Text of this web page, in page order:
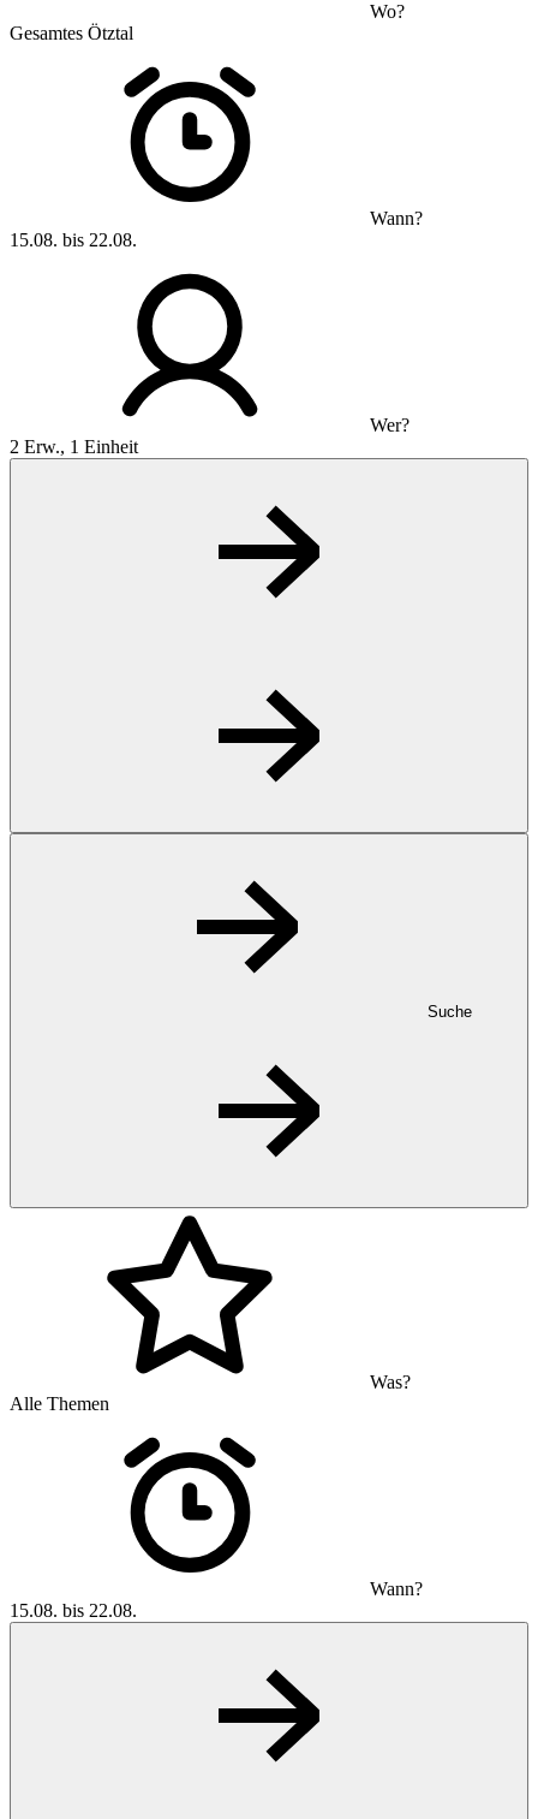
Wo?
Gesamtes Ötztal
Wann?
15.08. bis 22.08.
Wer?
2 Erw., 1 Einheit
Suche
Was?
Alle Themen
Wann?
15.08. bis 22.08.